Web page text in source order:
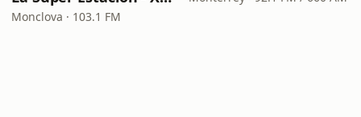
Monclova · 103.1 FM